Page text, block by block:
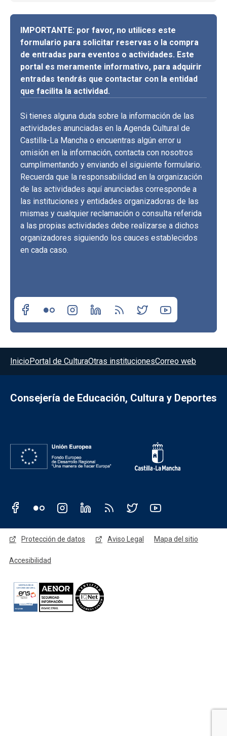
IMPORTANTE: por favor, no utilices este
formulario para solicitar reservas o la compra
de entradas para eventos o actividades. Este
portal es meramente informativo, para adquirir
entradas tendrás que contactar con la entidad
que facilita la actividad.
Si tienes alguna duda sobre la información de las
actividades anunciadas en la Agenda Cultural de
Castilla-La Mancha o encuentras algún error u
omisión en la información, contacta con nosotros
cumplimentando y enviando el siguiente formulario.
Recuerda que la responsabilidad en la organización
de las actividades aquí anunciadas corresponde a
las instituciones y entidades organizadoras de las
mismas y cualquier reclamación o consulta referida
a las propias actividades debe realizarse a dichos
organizadores siguiendo los cauces establecidos
en cada caso.
Menú del pie
InicioPortal de CulturaOtras institucionesCorreo web
Consejería de Educación, Cultura y Deportes
Redes sociales JCCM
Menú legal
Protección de datos Aviso Legal Mapa del sitio
Accesibilidad